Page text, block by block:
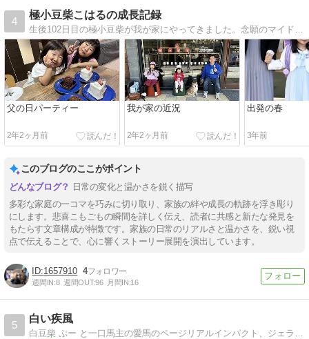
4
極小豆柴こはるの成長記録
生後102日目の極小豆柴が我が家にやってきました。念願のマイドッグです。かわいいすぎるので、成長の記録をブログにしました。
父の日パーティー
2年2ヶ月前
我が家の近況
2年2ヶ月前
出発の春
3年前
このブログのここがポイント
日常の変化と温かさを鋭く描写
多彩な家庭の一コマを巧みに切り取り、家族の絆や成長の軌跡を浮き彫り
にします。悲喜こもごもの瞬間を詳しく伝え、読者に共感と新たな発見を
もたらす文章構成が特徴です。家族の日常のリアルさと温かさを、鋭い視
点で伝えることで、心に響くストーリー展開を演出しています。
1657910 4
週間IN:8 週間OUT:96 月間IN:16
5
白い疾風
白豆柴 ぷー と一口馬主の愛馬のページリアルインパクト、ジェラルド、ジャイアントリープ、エーデルグランツほか